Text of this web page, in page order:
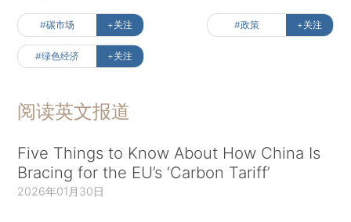
#碳市场 +关注 #政策 +关注
#绿色经济 +关注
阅读英文报道
Five Things to Know About How China Is
Bracing for the EU’s ‘Carbon Tariff’
2026年01月30日